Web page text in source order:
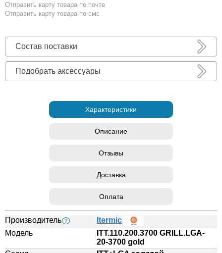
Отправить карту товара по почте
Отправить карту товара по смс
Состав поставки
Подобрать аксессуары
Характеристики
Описание
Отзывы
Доставка
Оплата
Производитель ?
Itermic
Модель
ITT.110.200.3700 GRILL.LGA-
20-3700 gold